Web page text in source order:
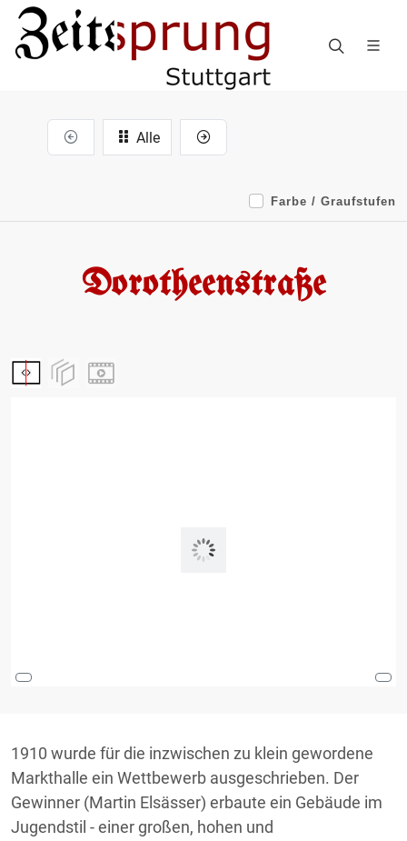
Alle
Farbe / Graufstufen
Dorotheenstraße
1910 wurde für die inzwischen zu klein gewordene
Markthalle ein Wettbewerb ausgeschrieben. Der
Gewinner (Martin Elsässer) erbaute ein Gebäude im
Jugendstil - einer großen, hohen und